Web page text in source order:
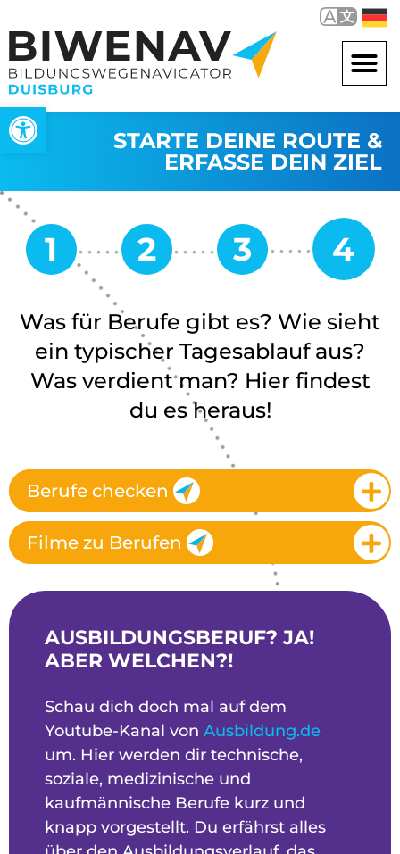
Werkzeugleiste öffnen
STARTE DEINE ROUTE &
ERFASSE DEIN ZIEL
Was für Berufe gibt es? Wie sieht
ein typischer Tagesablauf aus?
Was verdient man? Hier findest
du es heraus!
Berufe checken
Filme zu Berufen
AUSBILDUNGSBERUF? JA!
ABER WELCHEN?!
Schau dich doch mal auf dem
Youtube-Kanal von Ausbildung.de
um. Hier werden dir technische,
soziale, medizinische und
kaufmännische Berufe kurz und
knapp vorgestellt. Du erfährst alles